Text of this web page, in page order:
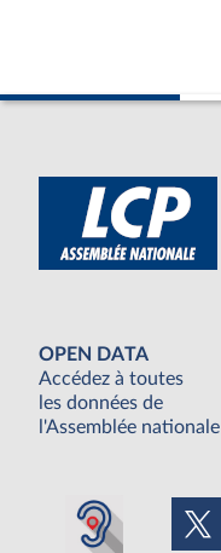
OPEN DATA
Accédez à toutes
les données de
l'Assemblée nationale